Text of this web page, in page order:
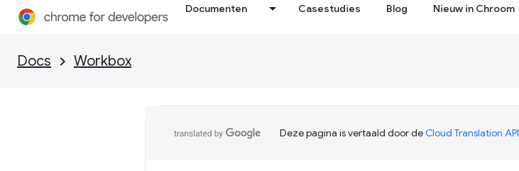
Documenten Casestudies Blog Nieuw in Chroom
Docs Workbox
Deze pagina is vertaald door deCloud Translation API